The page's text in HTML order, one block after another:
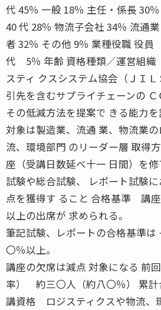
代 45％ 一般 18％ 主任・係長 30
40 代 28％ 物流子会社 34％ 流通
者 32％ その他 9％ 業種役職 役
代 5％ 年齢 資格種類／運営組
スティ クスシステム協会（ＪＩ
引先を含むサプライチェーンの Ｃ
その低減方法を提案で きる能力を
対象は製造業、流通 業、物流業
流、環境部門 のリーダー層 取得
座（受講日数延べ十一 日間）を
試験や総合試験、 レポート試験
点を獲得す ること 合格基準 講
以上の出席が 求められる。
筆記試験、レポートの合格基準は
〇％以上。
講座の欠席は減点 対象になる 前
率） 約三〇人（約八〇％） 累
講資格 ロジスティクスや物流、